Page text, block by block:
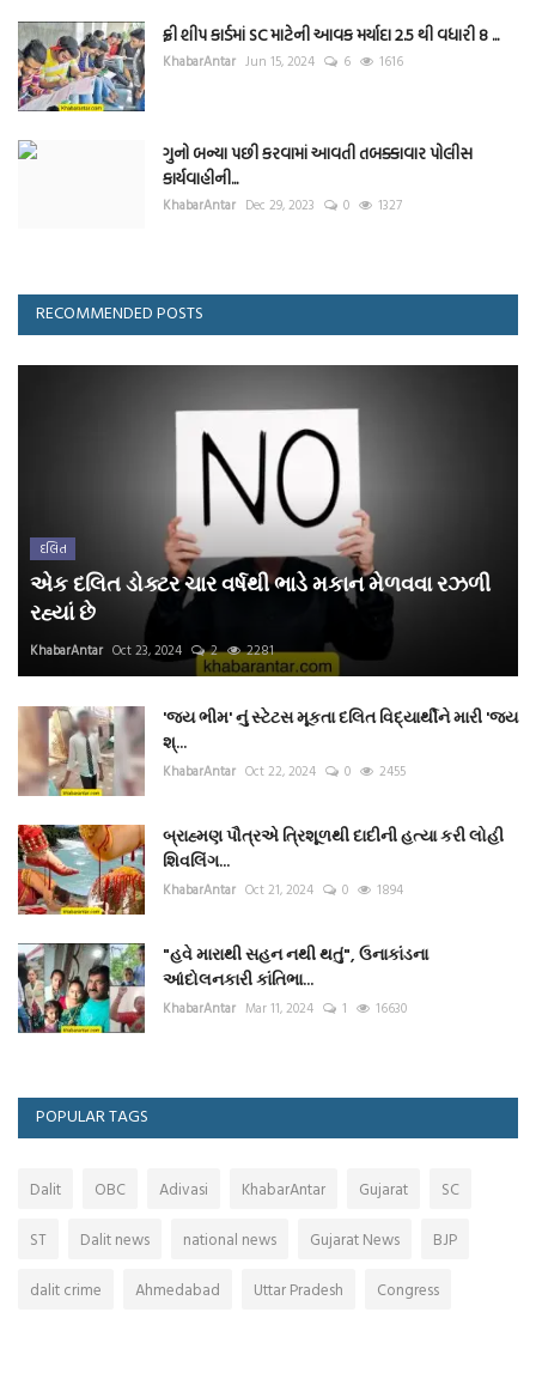
ફ્રી શીપ કાર્ડમાં SC માટેની આવક મર્યાદા 2.5 થી વધારી 8 ...
KhabarAntar Jun 15, 2024 6 1616
ગુનો બન્યા પછી કરવામાં આવતી તબક્કાવાર પોલીસ
કાર્યવાહીની...
KhabarAntar Dec 29, 2023 0 1327
RECOMMENDED POSTS
દલિત
એક દલિત ડોક્ટર ચાર વર્ષથી ભાડે મકાન મેળવવા રઝળી
રહ્યાં છે
KhabarAntar Oct 23, 2024 2 2281
'જય ભીમ' નું સ્ટેટસ મૂકતા દલિત વિદ્યાર્થીને મારી 'જય
શ્...
KhabarAntar Oct 22, 2024 0 2455
બ્રાહ્મણ પૌત્રએ ત્રિશૂળથી દાદીની હત્યા કરી લોહી
શિવલિંગ...
KhabarAntar Oct 21, 2024 0 1894
"હવે મારાથી સહન નથી થતું", ઉનાકાંડના
આંદોલનકારી કાંતિભા...
KhabarAntar Mar 11, 2024 1 16630
POPULAR TAGS
Dalit OBC Adivasi KhabarAntar Gujarat SC
ST Dalit news national news Gujarat News BJP
dalit crime Ahmedabad Uttar Pradesh Congress